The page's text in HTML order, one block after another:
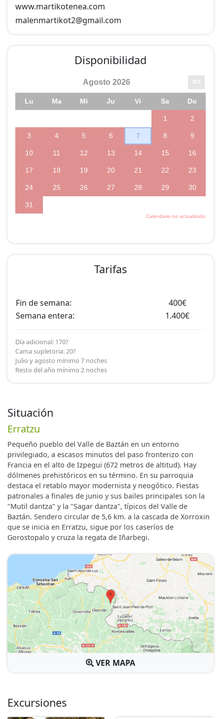
www.martikotenea.com
malenmartikot2@gmail.com
Disponibilidad
Situación
Erratzu
Pequeño pueblo del Valle de Baztán en un entorno
privilegiado, a escasos minutos del paso fronterizo con
Francia en el alto de Izpegui (672 metros de altitud). Hay
dólmenes prehistóricos en su término. En su parroquia
destaca el retablo mayor modernista y neogótico. Fiestas
patronales a finales de junio y sus bailes principales son la
"Mutil dantza" y la "Sagar dantza", típicos del Valle de
Baztán. Sendero circular de 5,6 km. a la cascada de Xorroxin
que se inicia en Erratzu, sigue por los caseríos de
Gorostopalo y cruza la regata de Iñarbegi.
VER MAPA
Excursiones
Tarifas
Fin de semana:
400€
Semana entera:
1.400€
Día adicional: 170?
Cama supletoria: 20?
Julio y agosto mínimo 7 noches
Resto del año mínimo 2 noches